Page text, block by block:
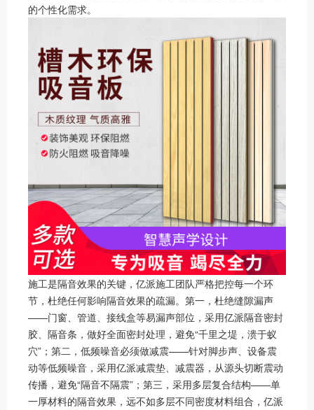
的个性化需求。
施工是隔音效果的关键，亿派施工团队严格把控每一个环
节，杜绝任何影响隔音效果的疏漏。第一，杜绝缝隙漏声
——门窗、管道、接线盒等易漏声部位，采用亿派隔音密封
胶、隔音条，做好全面密封处理，避免“千里之堤，溃于蚁
穴”；第二，低频噪音必须做减震——针对脚步声、设备震
动等低频噪音，采用亿派减震垫、减震器，从源头切断震动
传播，避免“隔音不隔震”；第三，采用多层复合结构——单
一厚材料的隔音效果，远不如多层不同密度材料组合，亿派